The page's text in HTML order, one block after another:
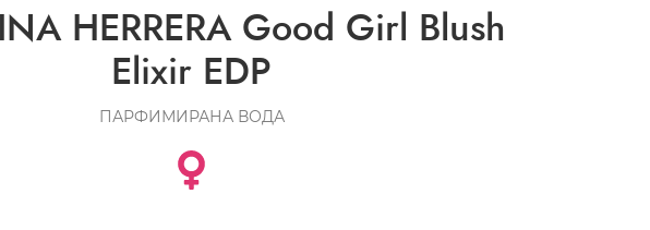
HERRERA Good Girl Blush
Elixir EDP
ПАРФИМИРАНА ВОДА